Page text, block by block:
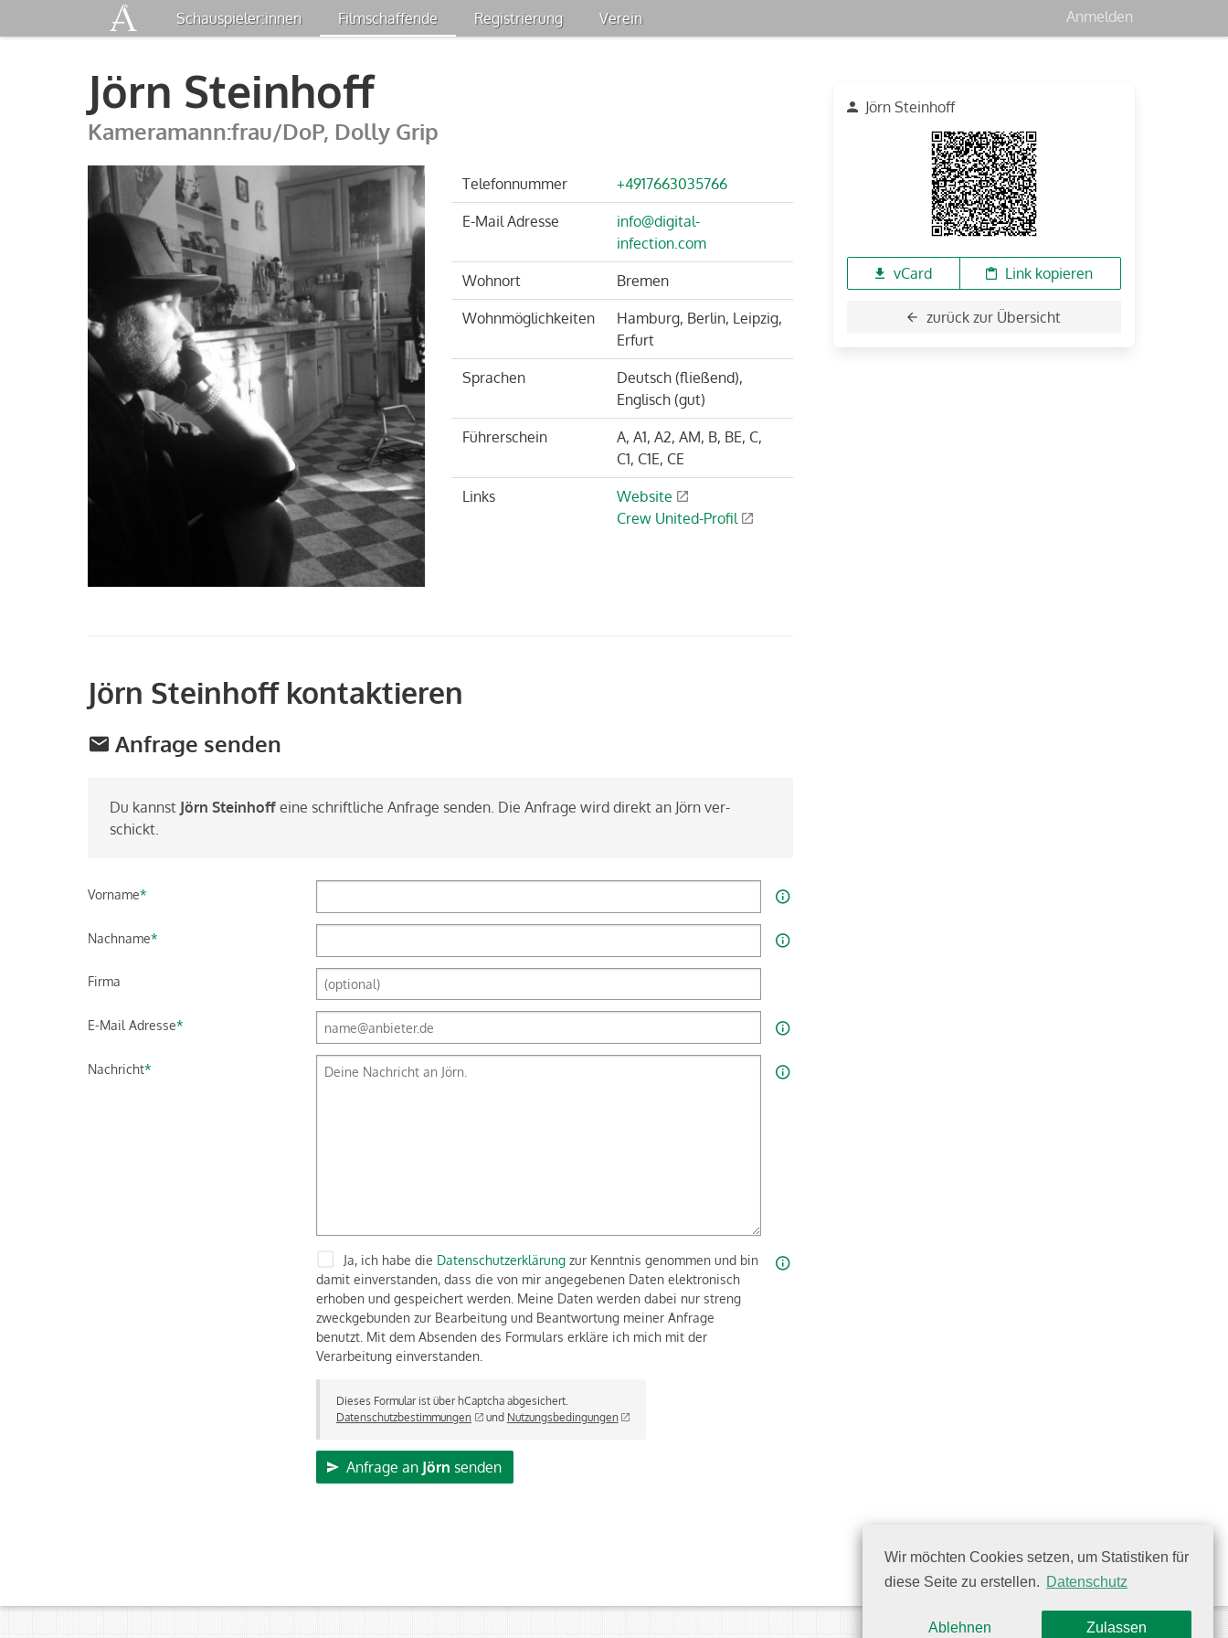
Wir möchten Cookies setzen, um Statistiken für
diese Seite zu erstellen. Datenschutz
Ablehnen Zulassen
Start Schauspieler:innen Filmschaffende Registrierung Verein
Kooperation mit
Spenden
Anmelden
Jörn Stein­hoff
Kame­ra­mann:frau/DoP, Dolly Grip
Telefonnummer +4917663035766
E-Mail Adresse
info@digital-
infection.com
Wohnort Bremen
Wohnmöglichkeiten
Hamburg, Berlin, Leipzig,
Erfurt
Sprachen
Deutsch (fließend),
Englisch (gut)
Führerschein
A, A1, A2, AM, B, BE, C,
C1, C1E, CE
Links
Website
Crew United-Profil
Jörn Steinhoff kontaktieren
Anfrage senden
Du kannst Jörn Stein­hoff eine schrift­li­che An­fra­ge sen­den. Die An­fra­ge wird di­rekt an Jörn ver­
schickt.
Vorname*
Nachname*
Firma
E-Mail Adresse*
Nachricht*
Ja, ich habe die Datenschutzerklärung zur Kenntnis genommen und bin
damit einverstanden, dass die von mir angegebenen Daten elektronisch
erhoben und gespeichert werden. Meine Daten werden dabei nur streng
zweckgebunden zur Bearbeitung und Beantwortung meiner Anfrage
benutzt. Mit dem Absenden des Formulars erkläre ich mich mit der
Verarbeitung einverstanden.
Dieses Formular ist über hCaptcha abgesichert.
Datenschutzbestimmungen
und Nutzungsbedingungen
Anfrage an Jörn senden
Jörn Steinhoff
vCard Link kopieren
zurück zur Übersicht